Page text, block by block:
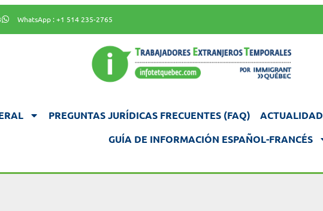
WhatsApp : +1 514 235-2765
PREGUNTAS JURÍDICAS FRECUENTES (FAQ) ACTUALIDAD
GUÍA DE INFORMACIÓN ESPAÑOL-FRANCÉS